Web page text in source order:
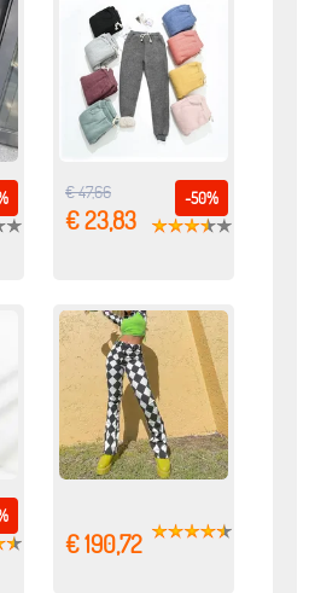
-50%
€ 47,66
€ 23,83
€ 190,72